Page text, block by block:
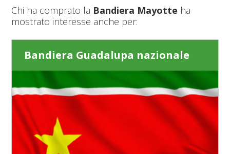
Chi ha comprato la Bandiera Mayotte ha
mostrato interesse anche per:
Bandiera Guadalupa nazionale